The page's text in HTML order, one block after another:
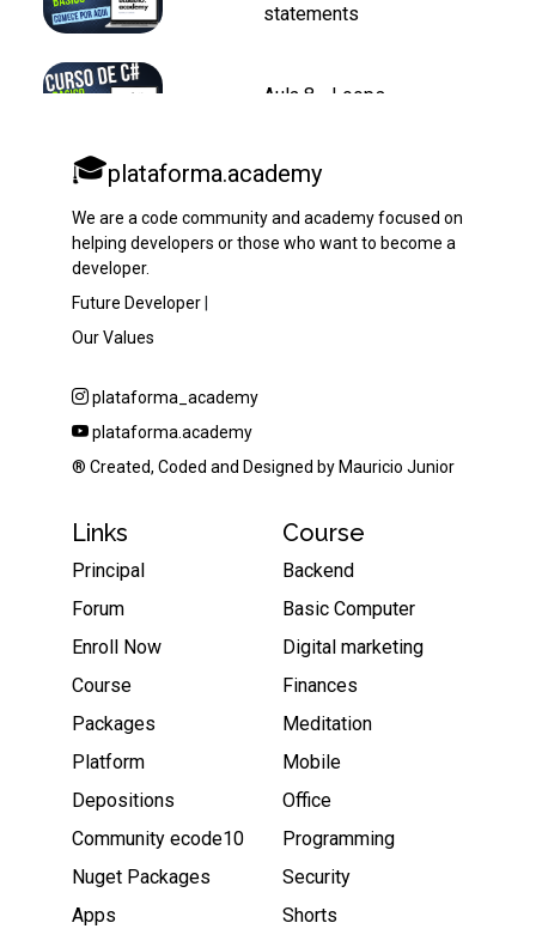
statements
Aula 8 - Loops
Aula 9 - for e for
🎓plataforma.academy
We are a code community and academy focused on
helping developers or those who want to become a
developer.
Future Developer|
Our Values
plataforma_academy
plataforma.academy
® Created, Coded and Designed byMauricio Junior
Links
Principal
Forum
Enroll Now
Course
Packages
Platform
Depositions
Community ecode10
Nuget Packages
Apps
Course
Backend
Basic Computer
Digital marketing
Finances
Meditation
Mobile
Office
Programming
Security
Shorts